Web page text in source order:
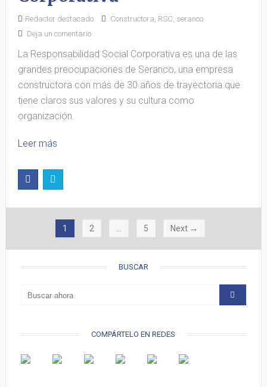
Redactor destacado Constructora, RSC, seranco
Deja un comentario
La Responsabilidad Social Corporativa es una de las
grandes preocupaciones de Seranco, una empresa
constructora con más de 30 años de trayectoria que
tiene claros sus valores y su cultura como
organización.
Leer más
1 2 5 Next →
BUSCAR
COMPÁRTELO EN REDES